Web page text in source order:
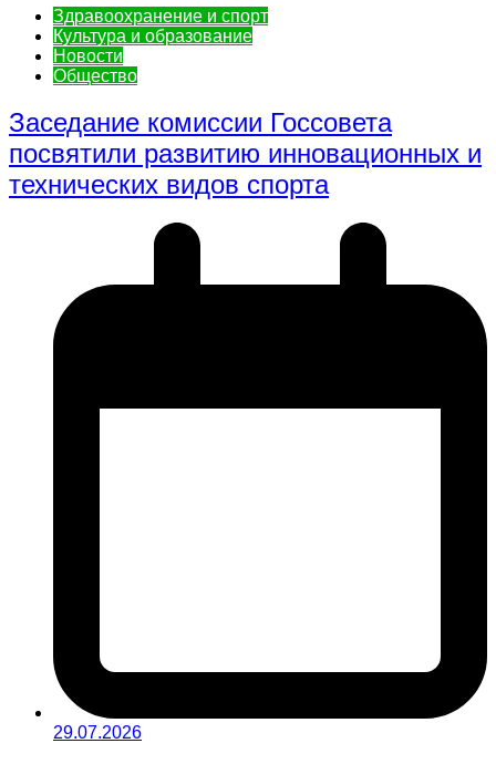
Здравоохранение и спорт
Культура и образование
Новости
Общество
Заседание комиссии Госсовета
посвятили развитию инновационных и
технических видов спорта
29.07.2026